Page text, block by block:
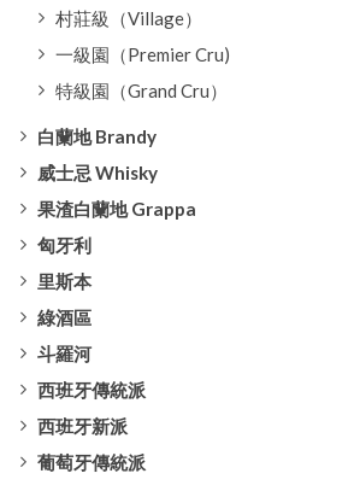
村莊級（Village）
一級園（Premier Cru)
特級園（Grand Cru）
白蘭地 Brandy
威士忌 Whisky
果渣白蘭地 Grappa
匈牙利
里斯本
綠酒區
斗羅河
西班牙傳統派
西班牙新派
葡萄牙傳統派